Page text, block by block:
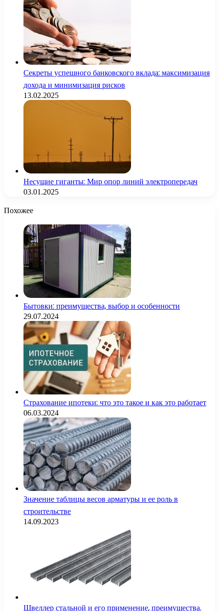
Секреты успешного банковского вклада: максимизация
дохода и минимизация рисков
13.02.2025
Несущие гиганты: Мир опор линий электропередач
03.01.2025
Похожее
Бытовки: преимущества, выбор и особенности
29.07.2024
Страхование ипотеки: что это такое и как это работает
06.03.2024
Значение таблицы весов арматуры и ее роль в
строительстве
14.09.2023
Швеллер стальной и его применение, преимущества.